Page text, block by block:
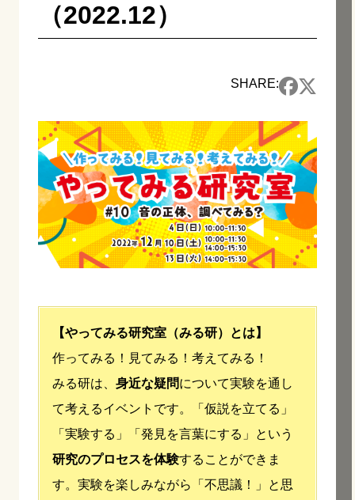
（2022.12）
SHARE:
【やってみる研究室（みる研）とは】
作ってみる！見てみる！考えてみる！
みる研は、 身近な疑問について実験を通し
て考えるイベントです。「仮説を立てる」
「実験する」「発見を言葉にする」という
研究のプロセスを体験することができま
す。実験を楽しみながら「不思議！」と思